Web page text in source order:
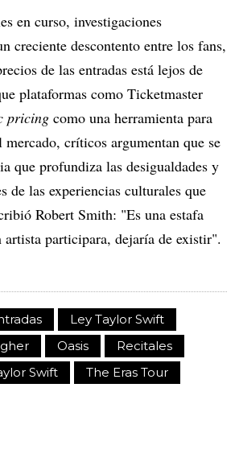
en curso, investigaciones
creciente descontento entre los fans,
de las entradas está lejos de
plataformas como Ticketmaster
pricing como una herramienta para
críticos argumentan que se
que profundiza las desigualdades y
de las experiencias culturales que
Robert Smith: "Es una estafa
participara, dejaría de existir".
Ley Taylor Swift
Oasis
Recitales
Swift
The Eras Tour